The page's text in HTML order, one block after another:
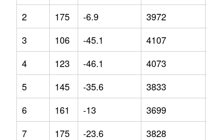
2
175 -6.9 3972
3
106 -45.1 4107
4
123 -46.1 4073
5
145 -35.6 3833
6
161 -13 3699
7
175 -23.6 3828